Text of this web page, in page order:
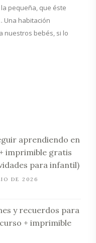
pequeña, que éste
Una habitación
nuestros bebés, si lo
aprendiendo en
imprimible gratis
para infantil)
DE 2026
y recuerdos para
+ imprimible